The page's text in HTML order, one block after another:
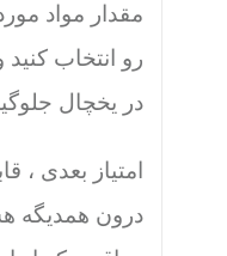
مقدار مواد
رو انتخاب
در یخچال
امتیاز بعدی ،
درون همدیگه